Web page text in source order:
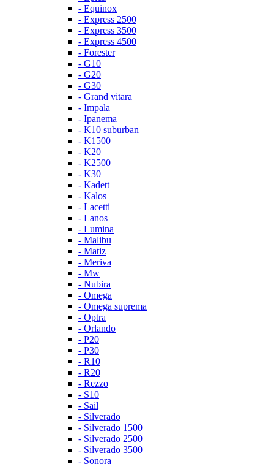
- Equinox
- Express 2500
- Express 3500
- Express 4500
- Forester
- G10
- G20
- G30
- Grand vitara
- Impala
- Ipanema
- K10 suburban
- K1500
- K20
- K2500
- K30
- Kadett
- Kalos
- Lacetti
- Lanos
- Lumina
- Malibu
- Matiz
- Meriva
- Mw
- Nubira
- Omega
- Omega suprema
- Optra
- Orlando
- P20
- P30
- R10
- R20
- Rezzo
- S10
- Sail
- Silverado
- Silverado 1500
- Silverado 2500
- Silverado 3500
- Sonora